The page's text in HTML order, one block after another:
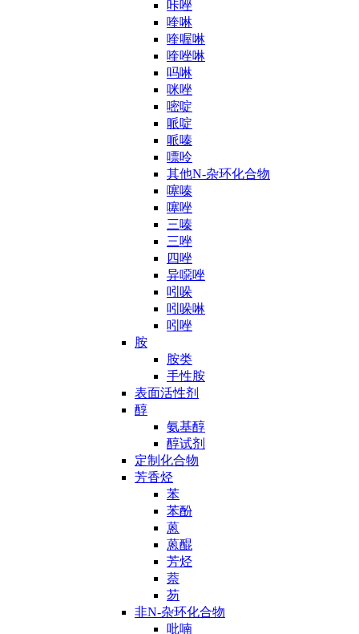
咔唑
喹啉
喹喔啉
喹唑啉
吗啉
咪唑
嘧啶
哌啶
哌嗪
嘌呤
其他N-杂环化合物
噻嗪
噻唑
三嗪
三唑
四唑
异噁唑
吲哚
吲哚啉
吲唑
胺
胺类
手性胺
表面活性剂
醇
氨基醇
醇试剂
定制化合物
芳香烃
苯
苯酚
蒽
蒽醌
芳烃
萘
芴
非N-杂环化合物
吡喃